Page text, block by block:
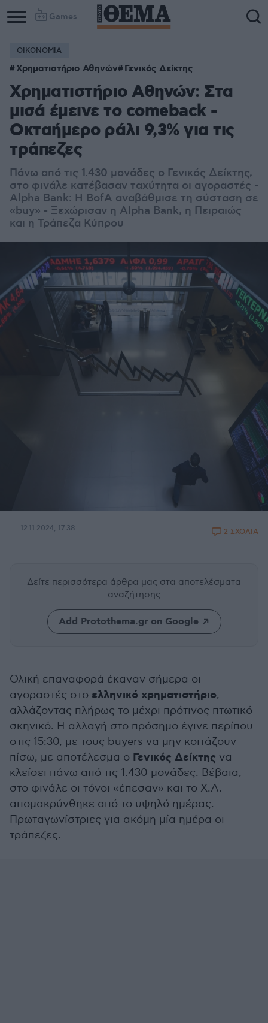
Games
ΟΙΚΟΝΟΜΙΑ
Χρηματιστήριο Αθηνών Γενικός Δείκτης
Χρηματιστήριο Αθηνών: Στα
μισά έμεινε το comeback -
Οκταήμερο ράλι 9,3% για τις
τράπεζες
Πάνω από τις 1.430 μονάδες ο Γενικός Δείκτης,
στο φινάλε κατέβασαν ταχύτητα οι αγοραστές -
Alpha Bank: Η BofA αναβάθμισε τη σύσταση σε
«buy» - Ξεχώρισαν η Alpha Bank, η Πειραιώς
και η Τράπεζα Κύπρου
12.11.2024, 17:38 2 ΣΧΟΛΙΑ
Δείτε περισσότερα άρθρα μας στα αποτελέσματα
αναζήτησης
Add Protothema.gr on Google
Ολική επαναφορά έκαναν σήμερα οι
αγοραστές στο ελληνικό χρηματιστήριο,
αλλάζοντας πλήρως το μέχρι πρότινος πτωτικό
σκηνικό. Η αλλαγή στο πρόσημο έγινε περίπου
στις 15:30, με τους buyers να μην κοιτάζουν
πίσω, με αποτέλεσμα ο Γενικός Δείκτης να
κλείσει πάνω από τις 1.430 μονάδες. Βέβαια,
στο φινάλε οι τόνοι «έπεσαν» και το Χ.Α.
απομακρύνθηκε από το υψηλό ημέρας.
Πρωταγωνίστριες για ακόμη μία ημέρα οι
τράπεζες.